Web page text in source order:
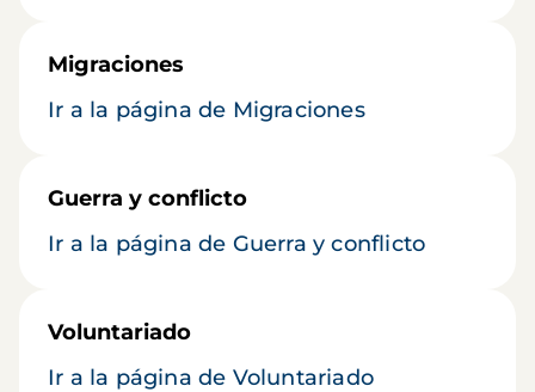
Migraciones
Ir a la página de Migraciones
Guerra y conflicto
Ir a la página de Guerra y conflicto
Voluntariado
Ir a la página de Voluntariado